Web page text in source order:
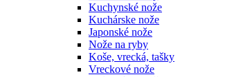
Kuchynské nože
Kuchárske nože
Japonské nože
Nože na ryby
Koše, vrecká, tašky
Vreckové nože